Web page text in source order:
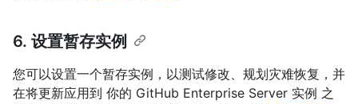
6. 设置暂存实例
您可以设置一个暂存实例，以测试修改、规划灾难恢复，并
在将更新应用到 你的 GitHub Enterprise Server 实例 之